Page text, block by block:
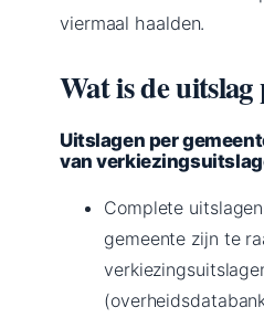
viermaal haalden.
Wat is de uitslag
Uitslagen per
van
Complete
gemeente zijn te